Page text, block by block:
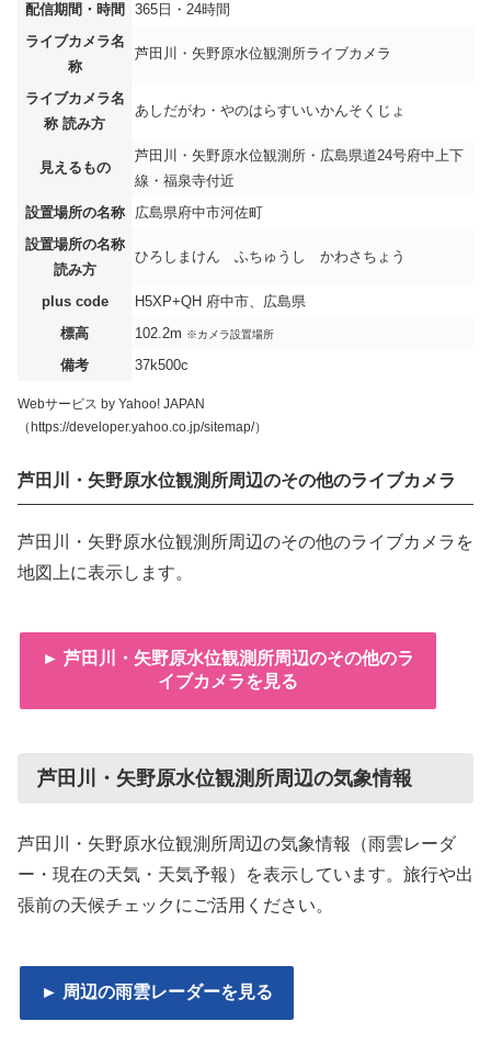
配信期間・時間
365日・24時間
ライブカメラ名
称
芦田川・矢野原水位観測所ライブカメラ
ライブカメラ名
称 読み方
あしだがわ・やのはらすいいかんそくじょ
見えるもの
芦田川・矢野原水位観測所・広島県道24号府中上下
線・福泉寺付近
設置場所の名称
広島県府中市河佐町
設置場所の名称
読み方
ひろしまけん ふちゅうし かわさちょう
plus code
H5XP+QH 府中市、広島県
標高
102.2m ※カメラ設置場所
備考 37k500c
Webサービス by Yahoo! JAPAN
（https://developer.yahoo.co.jp/sitemap/）
芦田川・矢野原水位観測所周辺のその他のライブカメラ
芦田川・矢野原水位観測所周辺のその他のライブカメラを
地図上に表示します。
► 芦田川・矢野原水位観測所周辺のその他のラ
イブカメラを見る
芦田川・矢野原水位観測所周辺の気象情報
芦田川・矢野原水位観測所周辺の気象情報（雨雲レーダ
ー・現在の天気・天気予報）を表示しています。旅行や出
張前の天候チェックにご活用ください。
► 周辺の雨雲レーダーを見る